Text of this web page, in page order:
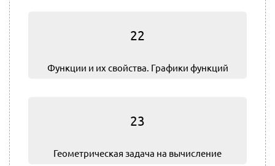
22
Функции и их свойства. Графики функций
23
Геометрическая задача на вычисление